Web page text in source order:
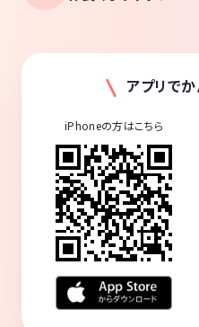
アプリでか
iPhoneの方はこちら